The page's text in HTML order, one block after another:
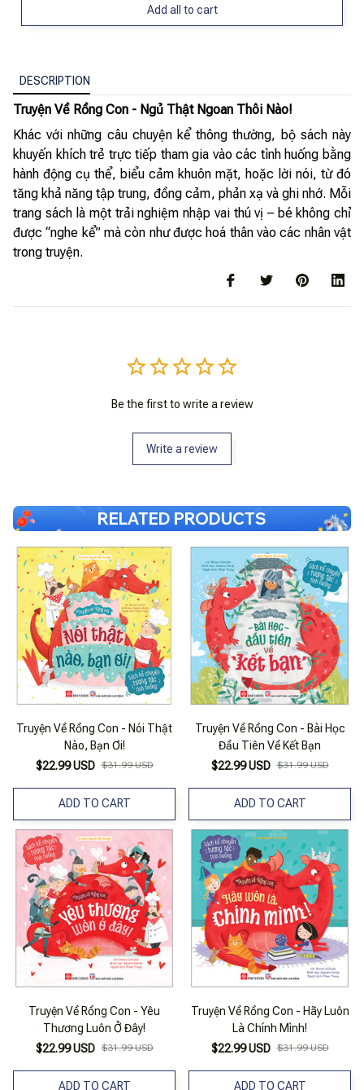
Add all to cart
DESCRIPTION
Truyện Về Rồng Con - Ngủ Thật Ngoan Thôi Nào!
Khác với những câu chuyện kể thông thường, bộ sách này
khuyến khích trẻ trực tiếp tham gia vào các tình huống bằng
hành động cụ thể, biểu cảm khuôn mặt, hoặc lời nói, từ đó
tăng khả năng tập trung, đồng cảm, phản xạ và ghi nhớ. Mỗi
trang sách là một trải nghiệm nhập vai thú vị – bé không chỉ
được “nghe kể” mà còn như được hoá thân vào các nhân vật
trong truyện.
Be the first to write a review
Write a review
RELATED PRODUCTS
Truyện Về Rồng Con - Nói Thật
Nào, Bạn Ơi!
$22.99 USD $31.99 USD
ADD TO CART
Truyện Về Rồng Con - Bài Học
Đầu Tiên Về Kết Bạn
$22.99 USD $31.99 USD
ADD TO CART
Truyện Về Rồng Con - Yêu
Thương Luôn Ở Đây!
$22.99 USD $31.99 USD
ADD TO CART
Truyện Về Rồng Con - Hãy Luôn
Là Chính Mình!
$22.99 USD $31.99 USD
ADD TO CART